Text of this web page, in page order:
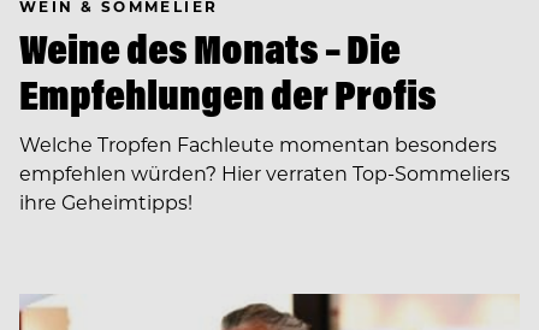
WEIN & SOMMELIER
Weine des Monats – Die
Empfehlungen der Profis
Welche Tropfen Fachleute momentan besonders
empfehlen würden? Hier verraten Top-Sommeliers
ihre Geheimtipps!